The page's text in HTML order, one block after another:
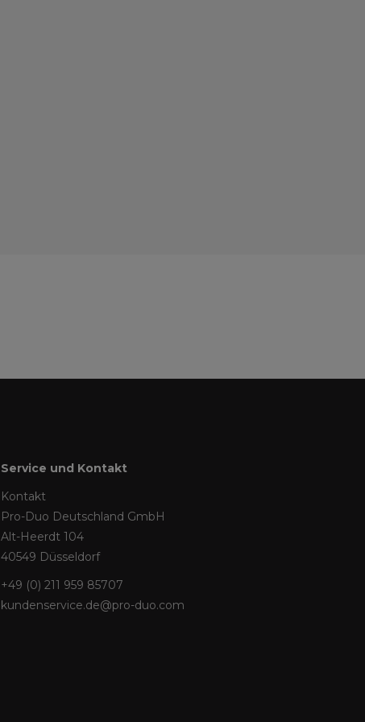
Service und Kontakt
Kontakt
Pro-Duo Deutschland GmbH
Alt-Heerdt 104
40549 Düsseldorf
+49 (0) 211 959 85707
kundenservice.de@pro-duo.com